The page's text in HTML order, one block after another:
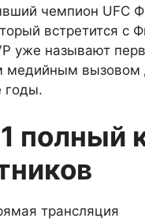
чемпион UFC
встретится с
уже называют
медийным вызовом
годы.
полный